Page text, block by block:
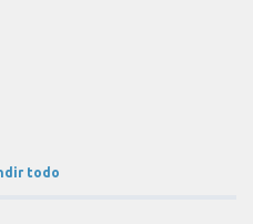
todo
Unidades